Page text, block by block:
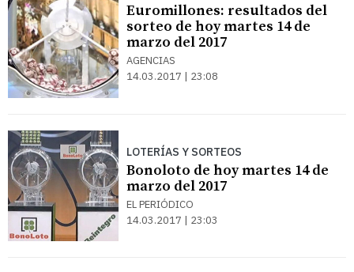
Euromillones: resultados del
sorteo de hoy martes 14 de
marzo del 2017
AGENCIAS
14.03.2017 | 23:08
LOTERÍAS Y SORTEOS
Bonoloto de hoy martes 14 de
marzo del 2017
EL PERIÓDICO
14.03.2017 | 23:03